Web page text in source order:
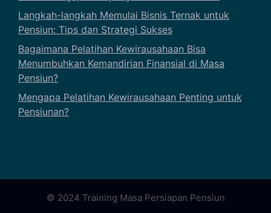
Langkah-langkah Memulai Bisnis Ternak untuk
Pensiun: Tips dan Strategi Sukses
Bagaimana Pelatihan Kewirausahaan Bisa
Menumbuhkan Kemandirian Finansial di Masa
Pensiun?
Mengapa Pelatihan Kewirausahaan Penting untuk
Pensiunan?
© 2024 Training Masa Persiapan Pensiun